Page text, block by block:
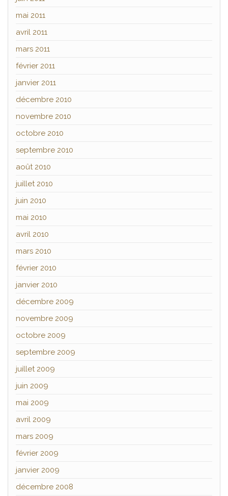
mai 2011
avril 2011
mars 2011
février 2011
janvier 2011
décembre 2010
novembre 2010
octobre 2010
septembre 2010
août 2010
juillet 2010
juin 2010
mai 2010
avril 2010
mars 2010
février 2010
janvier 2010
décembre 2009
novembre 2009
octobre 2009
septembre 2009
juillet 2009
juin 2009
mai 2009
avril 2009
mars 2009
février 2009
janvier 2009
décembre 2008